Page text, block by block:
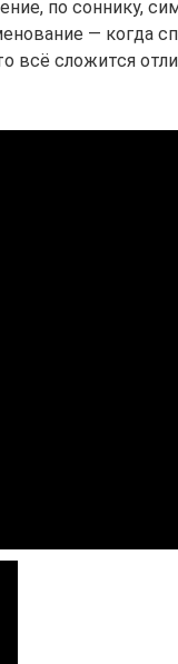
по соннику,
— когда
всё сложится